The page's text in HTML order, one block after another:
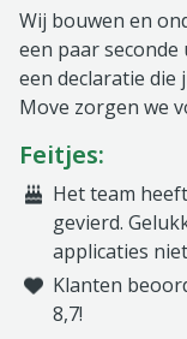
Wij bouwen en
een paar
een declaratie die
Move zorgen we
Feitjes:
Het team
gevierd.
applicaties
Klanten
8,7!